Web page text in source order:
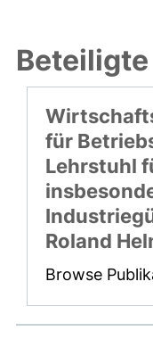
für
Lehrstuhl
Roland
Browse